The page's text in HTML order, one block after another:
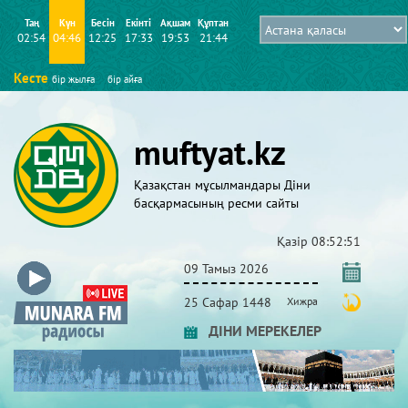
Таң
02:54
Күн
04:46
Бесін
12:25
Екінті
17:33
Ақшам
19:53
Құптан
21:44
Кесте бір жылға бір айға
muftyat.kz
Қазақстан мұсылмандары Діни
басқармасының ресми сайты
Қазір 08:52:51
09 Тамыз 2026
25 Сафар 1448 Хижра
ДІНИ МЕРЕКЕЛЕР